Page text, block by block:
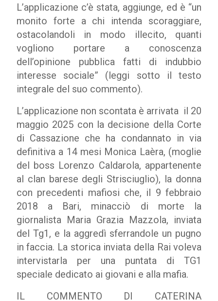
L’applicazione c’è stata, aggiunge, ed è “un
monito forte a chi intenda scoraggiare,
ostacolandoli in modo illecito, quanti
vogliono portare a conoscenza
dell’opinione pubblica fatti di indubbio
interesse sociale” (leggi sotto il testo
integrale del suo commento).
L’applicazione non scontata è arrivata il 20
maggio 2025 con la decisione della Corte
di Cassazione che ha condannato in via
definitiva a 14 mesi Monica Laèra, (moglie
del boss Lorenzo Caldarola, appartenente
al clan barese degli Strisciuglio), la donna
con precedenti mafiosi che, il 9 febbraio
2018 a Bari, minacciò di morte la
giornalista Maria Grazia Mazzola, inviata
del Tg1, e la aggredì sferrandole un pugno
in faccia. La storica inviata della Rai voleva
intervistarla per una puntata di TG1
speciale dedicato ai giovani e alla mafia.
IL COMMENTO DI CATERINA